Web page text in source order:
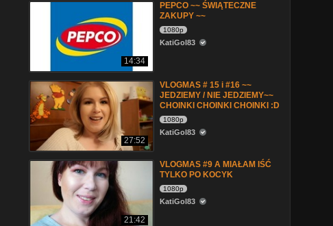
14:34
PEPCO ~~ ŚWIĄTECZNE
ZAKUPY ~~
1080p
KatiGol83
27:52
VLOGMAS # 15 i #16 ~~
JEDZIEMY / NIE JEDZIEMY~~
CHOINKI CHOINKI CHOINKI :D
1080p
KatiGol83
21:42
VLOGMAS #9 A MIAŁAM IŚĆ
TYLKO PO KOCYK
1080p
KatiGol83